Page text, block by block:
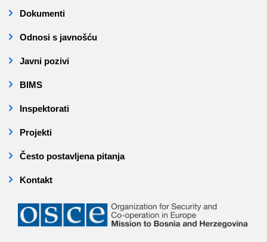
Dokumenti
Odnosi s javnošću
Javni pozivi
BIMS
Inspektorati
Projekti
Često postavljena pitanja
Kontakt